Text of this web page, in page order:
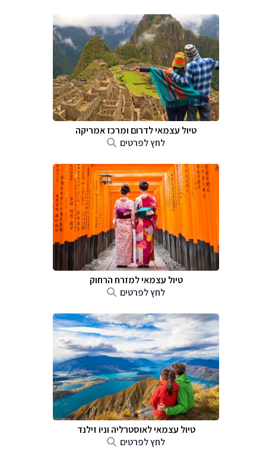
טיול עצמאי לדרום ומרכז אמריקה
לחץ לפרטים
טיול עצמאי למזרח הרחוק
לחץ לפרטים
טיול עצמאי לאוסטרליה וניו זילנד
לחץ לפרטים